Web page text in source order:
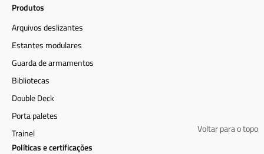
Produtos
Arquivos deslizantes
Estantes modulares
Guarda de armamentos
Bibliotecas
Double Deck
Porta paletes
Trainel
Políticas e certificações
Voltar para o topo